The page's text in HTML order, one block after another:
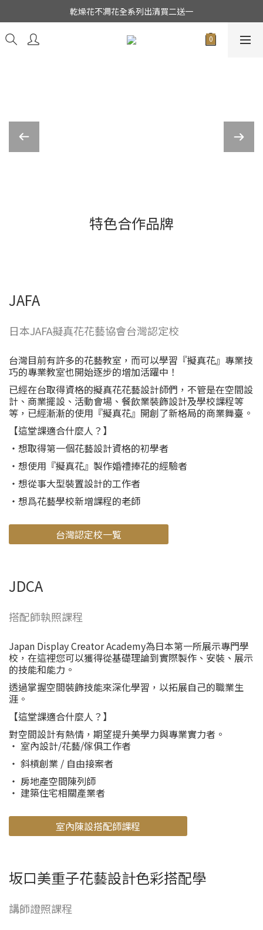
★日本東京堂花材系列全面出清特價中★
乾燥花不凋花全系列出清買二送一
★日本東京堂花材系列全面出清特價中★
坂口美重子花藝色彩搭配學
JAFA
日本JAFA擬真花花藝協會台灣認定校
台灣目前有許多的花藝教室，而可以學習『擬真花』專業技
巧的專業教室也開始逐步的增加活躍中！
已經在台取得資格的擬真花花藝設計師們，不管是在空間設
計、商業擺設、活動會場、餐飲業裝飾設計及學校課程等
等，已經漸漸的使用『擬真花』開創了新格局的商業舞臺。
【這堂課適合什麼人？】
・想取得第一個花藝設計資格的初學者
・想使用『擬真花』製作婚禮捧花的經驗者
・想從事大型裝置設計的工作者
・想爲花藝學校新增課程的老師
台灣認定校一覧
JDCA
搭配師執照課程
Japan Display Creator Academy為日本第一所展示專門學
校，在這裡您可以獲得從基礎理論到實際製作、安裝、展示
的技能和能力。
透過掌握空間裝飾技能來深化學習，以拓展自己的職業生
涯。
【這堂課適合什麼人？】
對空間設計有熱情，期望提升美學力與專業實力者。
・ 室內設計/花藝/傢俱工作者
・ 斜槓創業 / 自由接案者
・ 房地產空間陳列師
・ 建築住宅相關產業者
室內陳設搭配師課程
坂口美重子花藝設計色彩搭配學
講師證照課程